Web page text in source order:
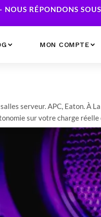
RÉPONDONS
MON COMPTE
serveur. APC, Eaton. À
sur votre chargeRéseau